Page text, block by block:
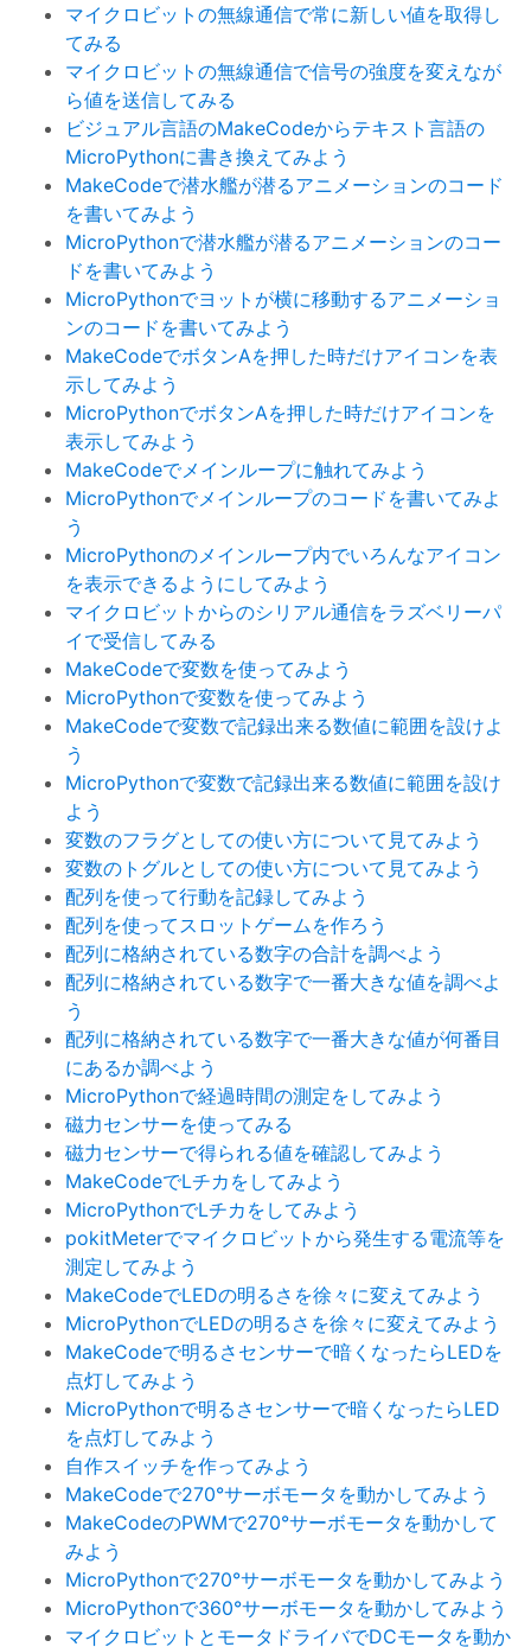
マイクロビットの無線通信で常に新しい値を取得し
てみる
マイクロビットの無線通信で信号の強度を変えなが
ら値を送信してみる
ビジュアル言語のMakeCodeからテキスト言語の
MicroPythonに書き換えてみよう
MakeCodeで潜水艦が潜るアニメーションのコード
を書いてみよう
MicroPythonで潜水艦が潜るアニメーションのコー
ドを書いてみよう
MicroPythonでヨットが横に移動するアニメーショ
ンのコードを書いてみよう
MakeCodeでボタンAを押した時だけアイコンを表
示してみよう
MicroPythonでボタンAを押した時だけアイコンを
表示してみよう
MakeCodeでメインループに触れてみよう
MicroPythonでメインループのコードを書いてみよ
う
MicroPythonのメインループ内でいろんなアイコン
を表示できるようにしてみよう
マイクロビットからのシリアル通信をラズベリーパ
イで受信してみる
MakeCodeで変数を使ってみよう
MicroPythonで変数を使ってみよう
MakeCodeで変数で記録出来る数値に範囲を設けよ
う
MicroPythonで変数で記録出来る数値に範囲を設け
よう
変数のフラグとしての使い方について見てみよう
変数のトグルとしての使い方について見てみよう
配列を使って行動を記録してみよう
配列を使ってスロットゲームを作ろう
配列に格納されている数字の合計を調べよう
配列に格納されている数字で一番大きな値を調べよ
う
配列に格納されている数字で一番大きな値が何番目
にあるか調べよう
MicroPythonで経過時間の測定をしてみよう
磁力センサーを使ってみる
磁力センサーで得られる値を確認してみよう
MakeCodeでLチカをしてみよう
MicroPythonでLチカをしてみよう
pokitMeterでマイクロビットから発生する電流等を
測定してみよう
MakeCodeでLEDの明るさを徐々に変えてみよう
MicroPythonでLEDの明るさを徐々に変えてみよう
MakeCodeで明るさセンサーで暗くなったらLEDを
点灯してみよう
MicroPythonで明るさセンサーで暗くなったらLED
を点灯してみよう
自作スイッチを作ってみよう
MakeCodeで270°サーボモータを動かしてみよう
MakeCodeのPWMで270°サーボモータを動かして
みよう
MicroPythonで270°サーボモータを動かしてみよう
MicroPythonで360°サーボモータを動かしてみよう
マイクロビットとモータドライバでDCモータを動か